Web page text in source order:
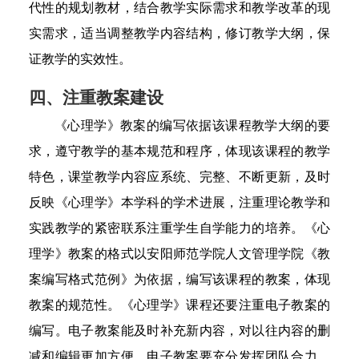
代性的规划教材，结合教学实际需求和教学改革的现
实需求，适当调整教学内容结构，修订教学大纲，保
证教学的实效性。
四、注重教案建设
《心理学》教案的编写依据该课程教学大纲的要
求，遵守教学的基本规范和程序，体现该课程的教学
特色，课堂教学内容应系统、完整、不断更新，及时
反映《心理学》本学科的学术进展，注重理论教学和
实践教学的紧密联系注重学生自学能力的培养。《心
理学》教案的格式以安阳师范学院人文管理学院 《教
案编写格式范例》为依据，编写该课程的教案，体现
教案的规范性。
《心理学》课程还要注重电子教案的
编写。电子教案能及时补充新内容，对以往内容的删
减和编辑更加方便。电子教案要充分发挥团队合力，